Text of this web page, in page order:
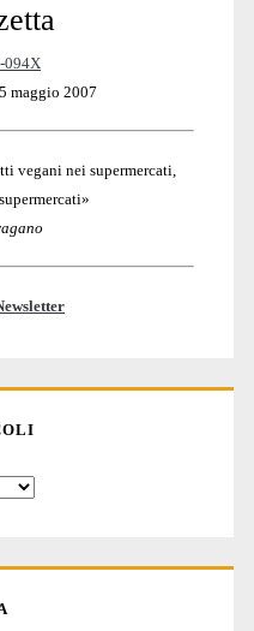
094X
maggio 2007
vegani nei supermercati,